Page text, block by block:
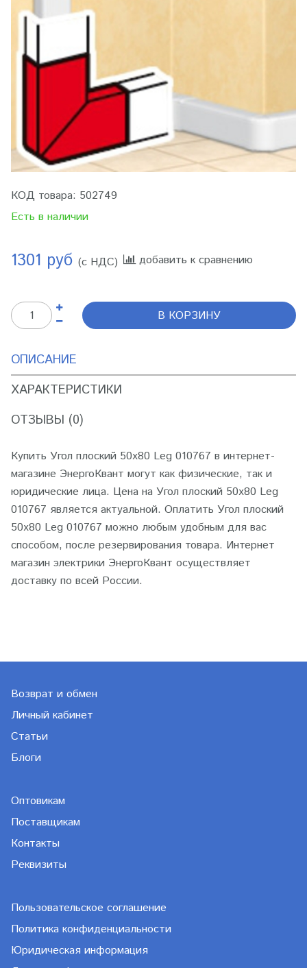
КОД товара: 502749
Есть в наличии
1301 руб (с НДС) добавить к сравнению
В КОРЗИНУ
ОПИСАНИЕ
ХАРАКТЕРИСТИКИ
ОТЗЫВЫ (0)
Купить Угол плоский 50х80 Leg 010767 в интернет-
магазине ЭнергоКвант могут как физические, так и
юридические лица. Цена на Угол плоский 50х80 Leg
010767 является актуальной. Оплатить Угол плоский
50х80 Leg 010767 можно любым удобным для вас
способом, после резервирования товара. Интернет
магазин электрики ЭнергоКвант осуществляет
доставку по всей России.
Возврат и обмен
Личный кабинет
Статьи
Блоги
Оптовикам
Поставщикам
Контакты
Реквизиты
Пользовательское соглашение
Политика конфиденциальности
Юридическая информация